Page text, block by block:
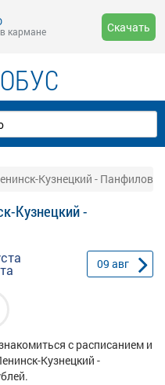
кармане
Скачать
Кузнецкий - Панфилово
Кузнецкий -
09 авг
с расписанием и
Кузнецкий -